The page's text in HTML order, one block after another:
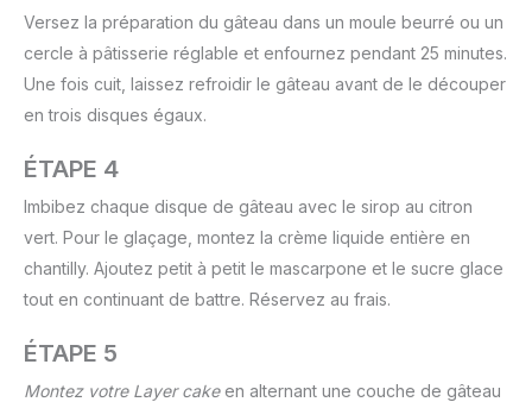
Versez la préparation du gâteau dans un moule beurré ou un
cercle à pâtisserie réglable et enfournez pendant 25 minutes.
Une fois cuit, laissez refroidir le gâteau avant de le découper
en trois disques égaux.
ÉTAPE 4
Imbibez chaque disque de gâteau avec le sirop au citron
vert. Pour le glaçage, montez la crème liquide entière en
chantilly. Ajoutez petit à petit le mascarpone et le sucre glace
tout en continuant de battre. Réservez au frais.
ÉTAPE 5
Montez votre Layer cakeen alternant une couche de gâteau